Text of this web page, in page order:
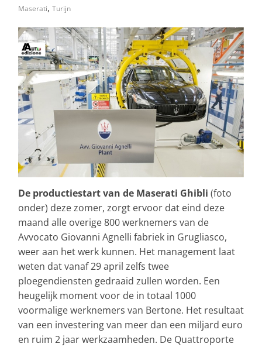
Maserati, Turijn
De productiestart van de Maserati Ghibli (foto
onder) deze zomer, zorgt ervoor dat eind deze
maand alle overige 800 werknemers van de
Avvocato Giovanni Agnelli fabriek in Grugliasco,
weer aan het werk kunnen. Het management laat
weten dat vanaf 29 april zelfs twee
ploegendiensten gedraaid zullen worden. Een
heugelijk moment voor de in totaal 1000
voormalige werknemers van Bertone. Het resultaat
van een investering van meer dan een miljard euro
en ruim 2 jaar werkzaamheden. De Quattroporte